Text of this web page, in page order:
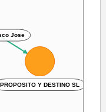
PROPOSITO Y DESTINO SL
Jose